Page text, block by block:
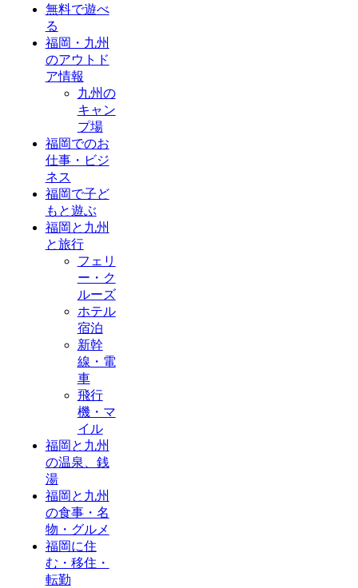
無料で遊べ
る
福岡・九州
のアウトド
ア情報
九州の
キャン
プ場
福岡でのお
仕事・ビジ
ネス
福岡で子ど
もと遊ぶ
福岡と九州
と旅行
フェリ
ー・ク
ルーズ
ホテル
宿泊
新幹
線・電
車
飛行
機・マ
イル
福岡と九州
の温泉、銭
湯
福岡と九州
の食事・名
物・グルメ
福岡に住
む・移住・
転勤